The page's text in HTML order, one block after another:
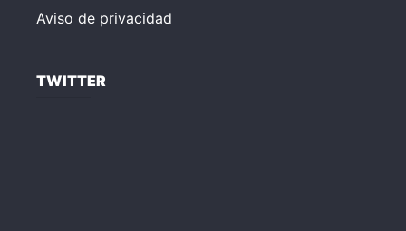
Aviso de privacidad
TWITTER